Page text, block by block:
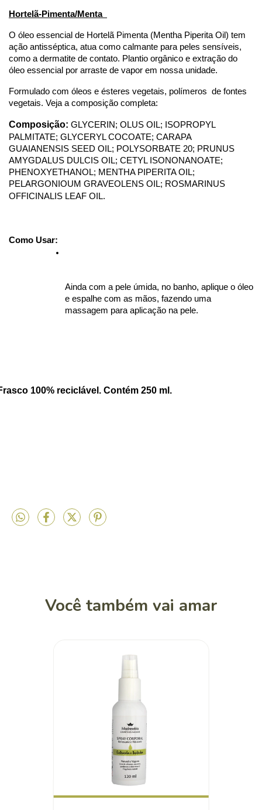
Hortelã-Pimenta/Menta
O óleo essencial de Hortelã Pimenta (Mentha Piperita Oil) tem
ação antisséptica, atua como calmante para peles sensíveis,
como a dermatite de contato. Plantio orgânico e extração do
óleo essencial por arraste de vapor em nossa unidade.
Formulado com óleos e ésteres vegetais, polímeros  de fontes
vegetais. Veja a composição completa:
Composição: GLYCERIN; OLUS OIL; ISOPROPYL
PALMITATE; GLYCERYL COCOATE; CARAPA
GUAIANENSIS SEED OIL; POLYSORBATE 20; PRUNUS
AMYGDALUS DULCIS OIL; CETYL ISONONANOATE;
PHENOXYETHANOL; MENTHA PIPERITA OIL;
PELARGONIOUM GRAVEOLENS OIL; ROSMARINUS
OFFICINALIS LEAF OIL.
Como Usar:
Ainda com a pele úmida, no banho, aplique o óleo
e espalhe com as mãos, fazendo uma
massagem para aplicação na pele.
100% reciclável. Contém 250 ml.
Você também vai amar